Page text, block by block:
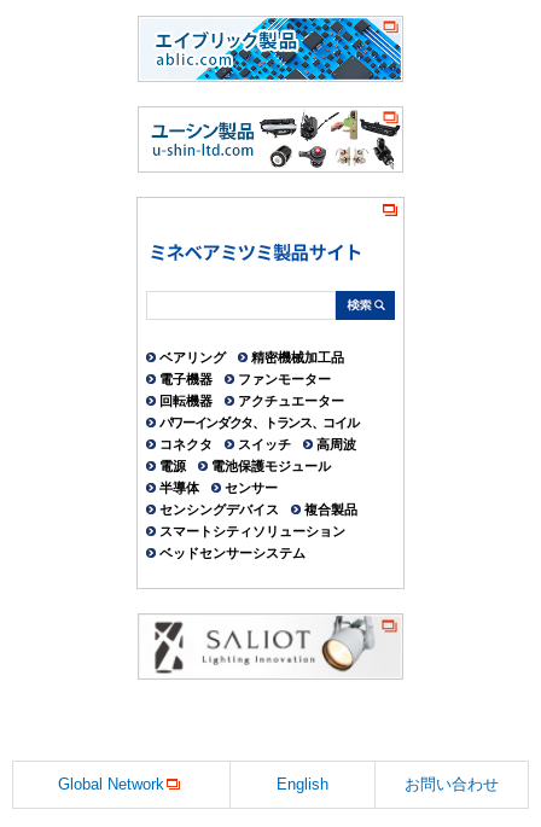
ベアリング
精密機械加工品
電子機器
ファンモーター
回転機器
アクチュエーター
パワーインダクタ、トランス、コイル
コネクタ
スイッチ
高周波
電源
電池保護モジュール
半導体
センサー
センシングデバイス
複合製品
スマートシティソリューション
ベッドセンサーシステム
Global Network English お問い合わせ